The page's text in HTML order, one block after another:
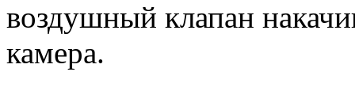
воздушный клапан
камера.